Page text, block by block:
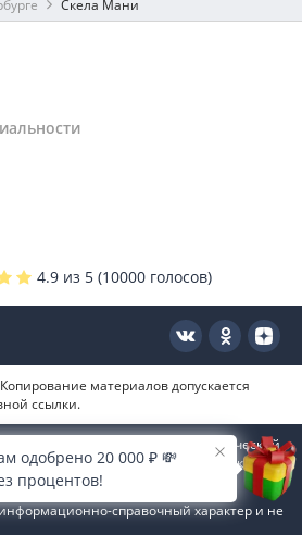
Скела Мани
4.9 из 5 (10000 голосов)
материалов допускается
ссылки.
ИНН 7722445717, юридический
тер. г. муниципальный округ Коньково,
ком. 66
справочный характер и не
одобрено 20 000 ₽ 💸
процентов!